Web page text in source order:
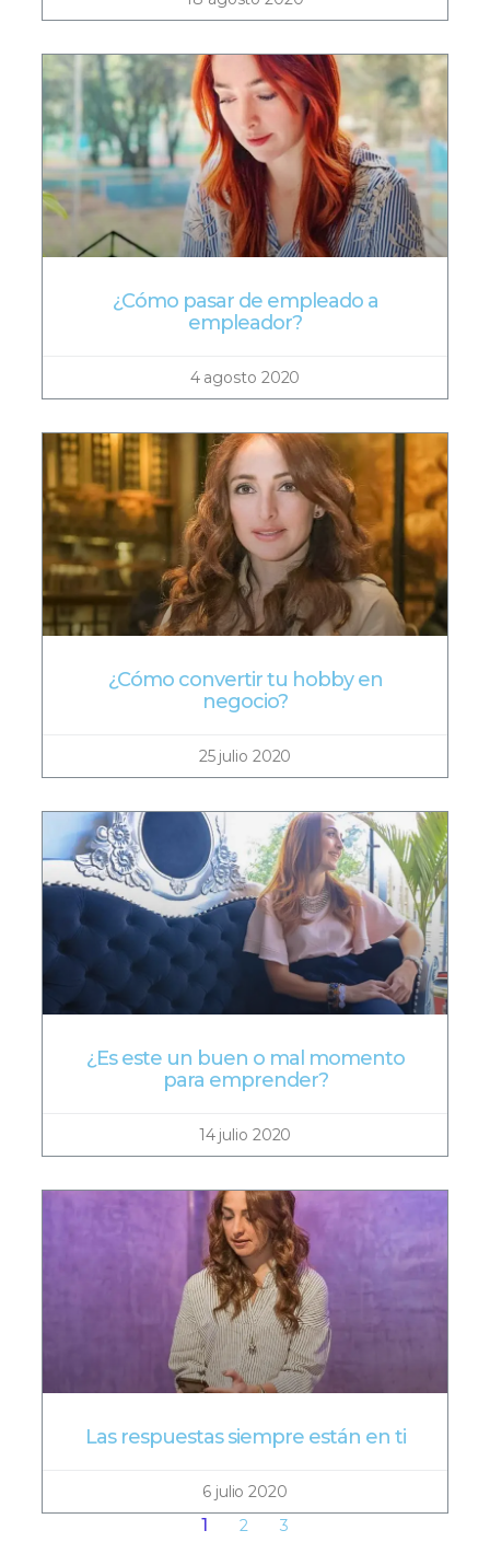
¿Cómo pasar de empleado a
empleador?
4 agosto 2020
¿Cómo convertir tu hobby en
negocio?
25 julio 2020
¿Es este un buen o mal momento
para emprender?
14 julio 2020
Las respuestas siempre están en ti
6 julio 2020
1 2 3